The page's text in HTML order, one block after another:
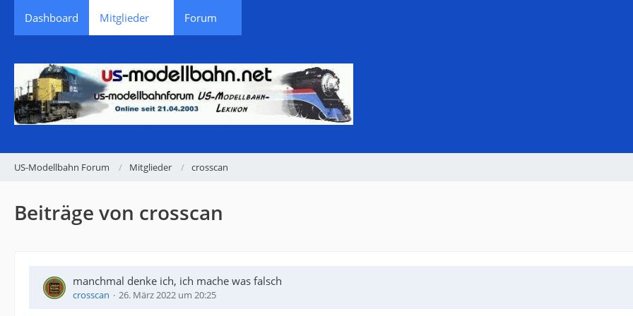
Dashboard Mitglieder Forum
US-Modellbahn Forum Mitglieder crosscan
Beiträge von crosscan
manchmal denke ich, ich mache was falsch
crosscan 26. März 2022 um 20:25